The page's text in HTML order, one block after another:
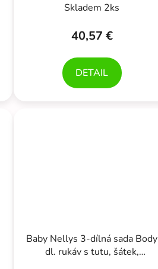
Skladem 2ks
40,57 €
DETAIL
Baby Nellys 3-dílná sada Body
dl. rukáv s tutu, šátek,